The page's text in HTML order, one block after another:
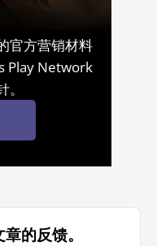
官方营销材料
Play Network
的反馈。